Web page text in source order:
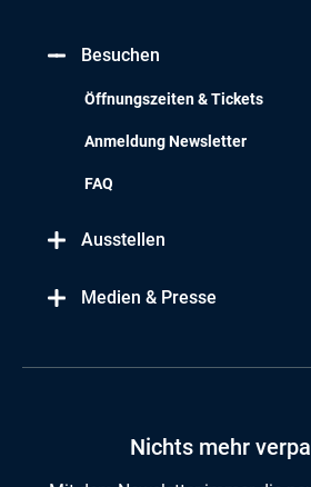
Besuchen
Öffnungszeiten & Tickets
Anmeldung Newsletter
FAQ
Ausstellen
Medien & Presse
Nichts mehr